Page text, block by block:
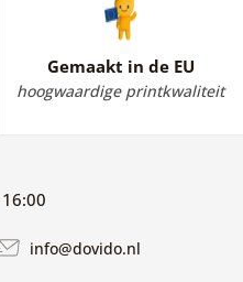
Gemaakt in de EU
hoogwaardige printkwaliteit
info@dovido.nl